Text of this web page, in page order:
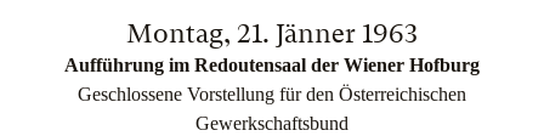
Montag, 21. Jänner 1963
Aufführung im Redoutensaal der Wiener Hofburg
Geschlossene Vorstellung für den Österreichischen
Gewerkschaftsbund